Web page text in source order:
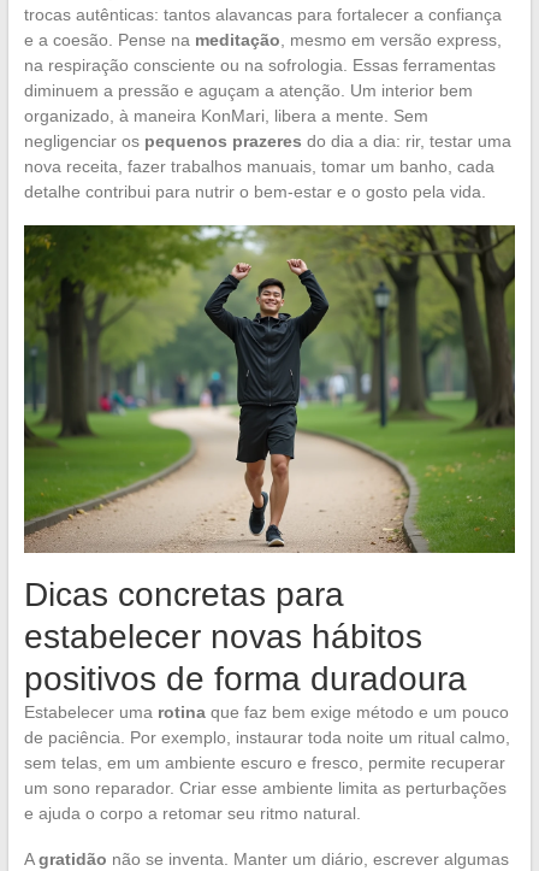
trocas autênticas: tantos alavancas para fortalecer a confiança
e a coesão. Pense na meditação , mesmo em versão express,
na respiração consciente ou na sofrologia. Essas ferramentas
diminuem a pressão e aguçam a atenção. Um interior bem
organizado, à maneira KonMari, libera a mente. Sem
negligenciar os pequenos prazeres do dia a dia: rir, testar uma
nova receita, fazer trabalhos manuais, tomar um banho, cada
detalhe contribui para nutrir o bem-estar e o gosto pela vida.
Dicas concretas para
estabelecer novas hábitos
positivos de forma duradoura
Estabelecer uma rotinaque faz bem exige método e um pouco
de paciência. Por exemplo, instaurar toda noite um ritual calmo,
sem telas, em um ambiente escuro e fresco, permite recuperar
um sono reparador. Criar esse ambiente limita as perturbações
e ajuda o corpo a retomar seu ritmo natural.
Agratidão não se inventa. Manter um diário, escrever algumas